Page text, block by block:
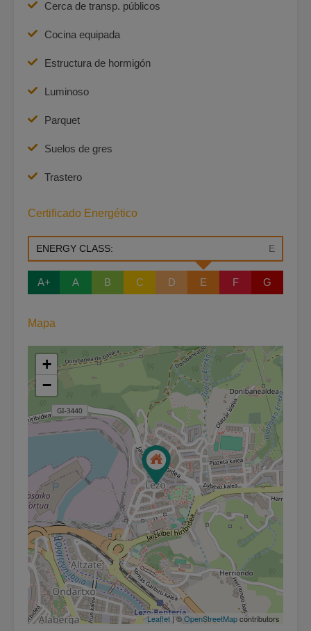
Cerca de transp. públicos
Cocina equipada
Estructura de hormigón
Luminoso
Parquet
Suelos de gres
Trastero
Certificado Energético
ENERGY CLASS: E
A+ A B C D E F G
Mapa
+
−
Leaflet| ©OpenStreetMapcontributors